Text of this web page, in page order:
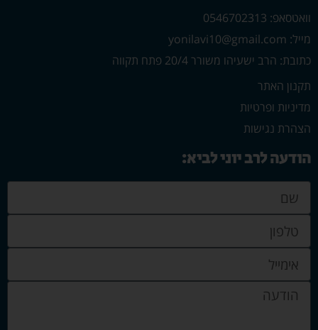
וואטסאפ: 0546702313
מייל: yonilavi10@gmail.com
כתובת: הרב ישעיהו משורר 20/4 פתח תקווה
תקנון האתר
מדיניות ופרטיות
הצהרת נגישות
הודעה לרב יוני לביא: